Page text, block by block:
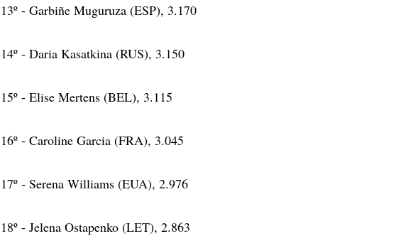
13º - Garbiñe Muguruza (ESP), 3.170
14º - Daria Kasatkina (RUS), 3.150
15º - Elise Mertens (BEL), 3.115
16º - Caroline Garcia (FRA), 3.045
17º - Serena Williams (EUA), 2.976
18º - Jelena Ostapenko (LET), 2.863